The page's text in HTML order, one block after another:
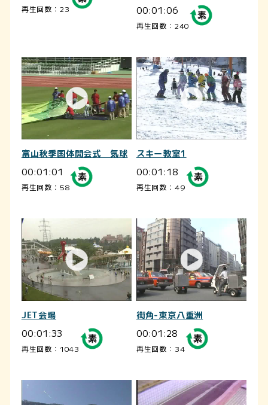
再生回数：23 00:01:06
再生回数：240
富山秋季国体開会式 気球
00:01:01
再生回数：58
スキー教室1
00:01:18
再生回数：49
JET会場
00:01:33
再生回数：1043
街角-東京八重洲
00:01:28
再生回数：34